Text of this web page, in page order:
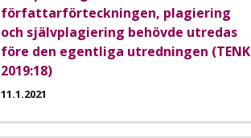
författarförteckningen, plagiering
och självplagiering behövde utredas
före den egentliga utredningen (TENK
2019:18)
11.1.2021